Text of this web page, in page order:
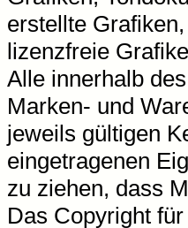
erstellte
lizenzfreie
Alle innerhalb
Marken- und
jeweils gültigen
eingetragenen
zu ziehen, dass
Das Copyright